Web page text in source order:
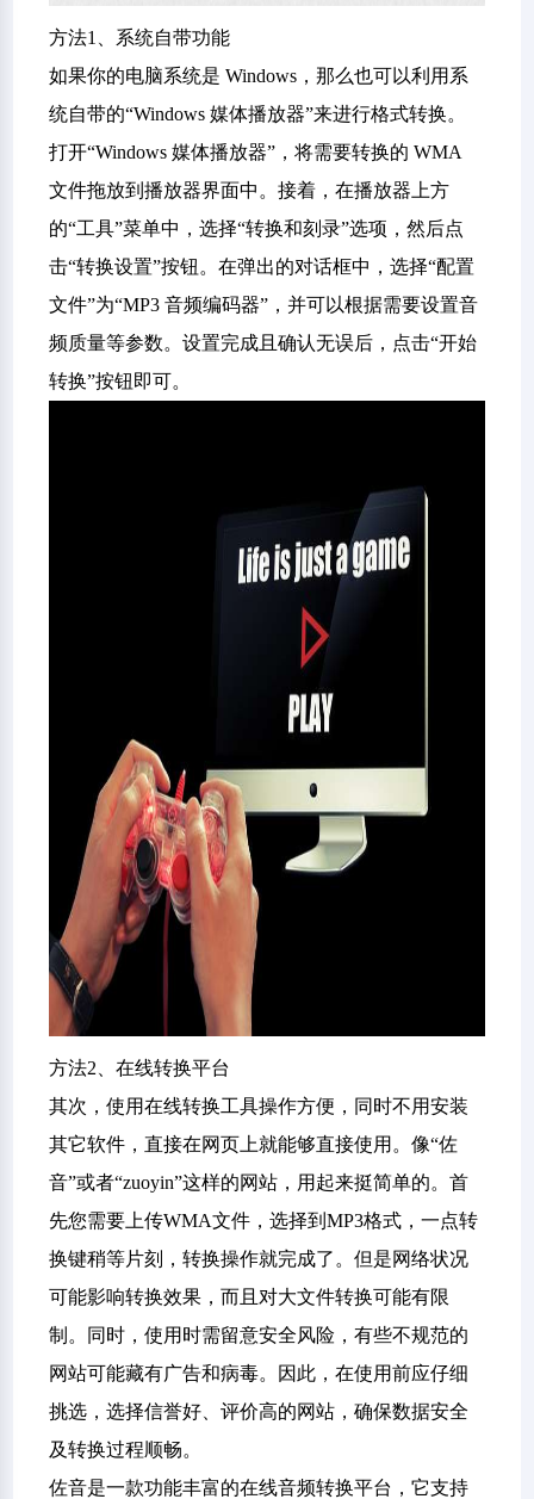
方法1、系统自带功能
如果你的电脑系统是 Windows，那么也可以利用系
统自带的“Windows 媒体播放器”来进行格式转换。
打开“Windows 媒体播放器”，将需要转换的 WMA
文件拖放到播放器界面中。接着，在播放器上方
的“工具”菜单中，选择“转换和刻录”选项，然后点
击“转换设置”按钮。在弹出的对话框中，选择“配置
文件”为“MP3 音频编码器”，并可以根据需要设置音
频质量等参数。设置完成且确认无误后，点击“开始
转换”按钮即可。
方法2、在线转换平台
其次，使用在线转换工具操作方便，同时不用安装
其它软件，直接在网页上就能够直接使用。像“佐
音”或者“zuoyin”这样的网站，用起来挺简单的。首
先您需要上传WMA文件，选择到MP3格式，一点转
换键稍等片刻，转换操作就完成了。但是网络状况
可能影响转换效果，而且对大文件转换可能有限
制。同时，使用时需留意安全风险，有些不规范的
网站可能藏有广告和病毒。因此，在使用前应仔细
挑选，选择信誉好、评价高的网站，确保数据安全
及转换过程顺畅。
佐音是一款功能丰富的在线音频转换平台，它支持